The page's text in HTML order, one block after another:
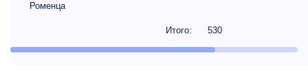
Роменца
Итого: 530